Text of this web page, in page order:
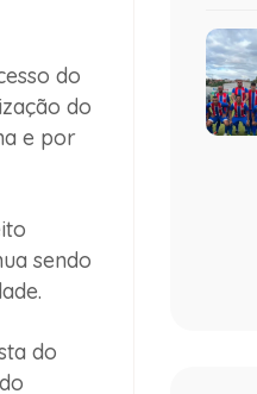
do
do
e por
sendo
do